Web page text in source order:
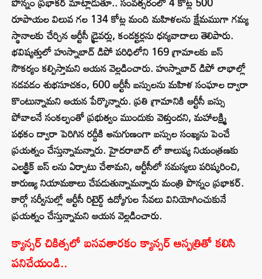
రూపాయల విలువ గల 134 కోట్ల మంది మహిళలను క్షేమముగా గమ్య
స్థానాలకు చేర్చిన ఆర్టీసీ డ్రైవర్లు, కండక్టర్లను ధన్యవాదాలు తెలిపారు.
భవిష్యత్తులో హుస్నాబాద్ డిపో పరిధిలోని 169 గ్రామాలకు బస్
సౌకర్యం కల్పిస్తామని ఆయన వెల్లడించారు. హుస్నాబాద్ డిపో లాభాల్లో
నడవడం శుభసూచకం, 600 ఆర్టీసీ బస్సులను మహిళ సంఘాల ద్వారా
కొంటున్నామని ఆయన పేర్కొన్నారు. ప్రతి గ్రామానికి ఆర్టీసీ బస్సు
పోవాలనే సంకల్పంతో ప్రభుత్వం ముందుకు వెళ్తుందని, మహాలక్ష్మి
పథకం ద్వారా పెరిగిన రద్దీకి అనుగుణంగా బస్సుల సంఖ్యను పెంచే
ప్రయత్నం చేస్తున్నామన్నారు. హైదరాబాద్ లో కాలుష్య నియంత్రణకు
ఎలక్ట్రిక్ బస్ లను ఏర్పాటు చేశామని, ఆర్టీసీలో సమస్యలు పరిష్కరించి,
కారుణ్య నియామకాలు చేపడుతున్నామన్నారు మంత్రి పొన్నం ప్రభాకర్‌.
కార్గో సర్వీసుల్లో ఆర్టీసీ రిటైర్డ్ ఉద్యోగుల సేవలు వినియోగించుకునే
ప్రయత్నం చేస్తున్నామని ఆయన వెల్లడించారు.
క్యాన్సర్ చికిత్సలో బసవతారకం క్యాన్సర్ ఆస్పత్రి⁬తో కలిసి
పనిచేయండి..